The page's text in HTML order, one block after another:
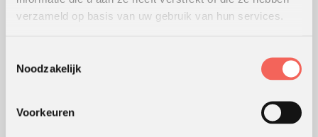
verzameld op basis van uw gebruik van hun services.
Noodzakelijk
Voorkeuren
Teamontwikkeling
Alle werkvormen
KLANTWAARDERING